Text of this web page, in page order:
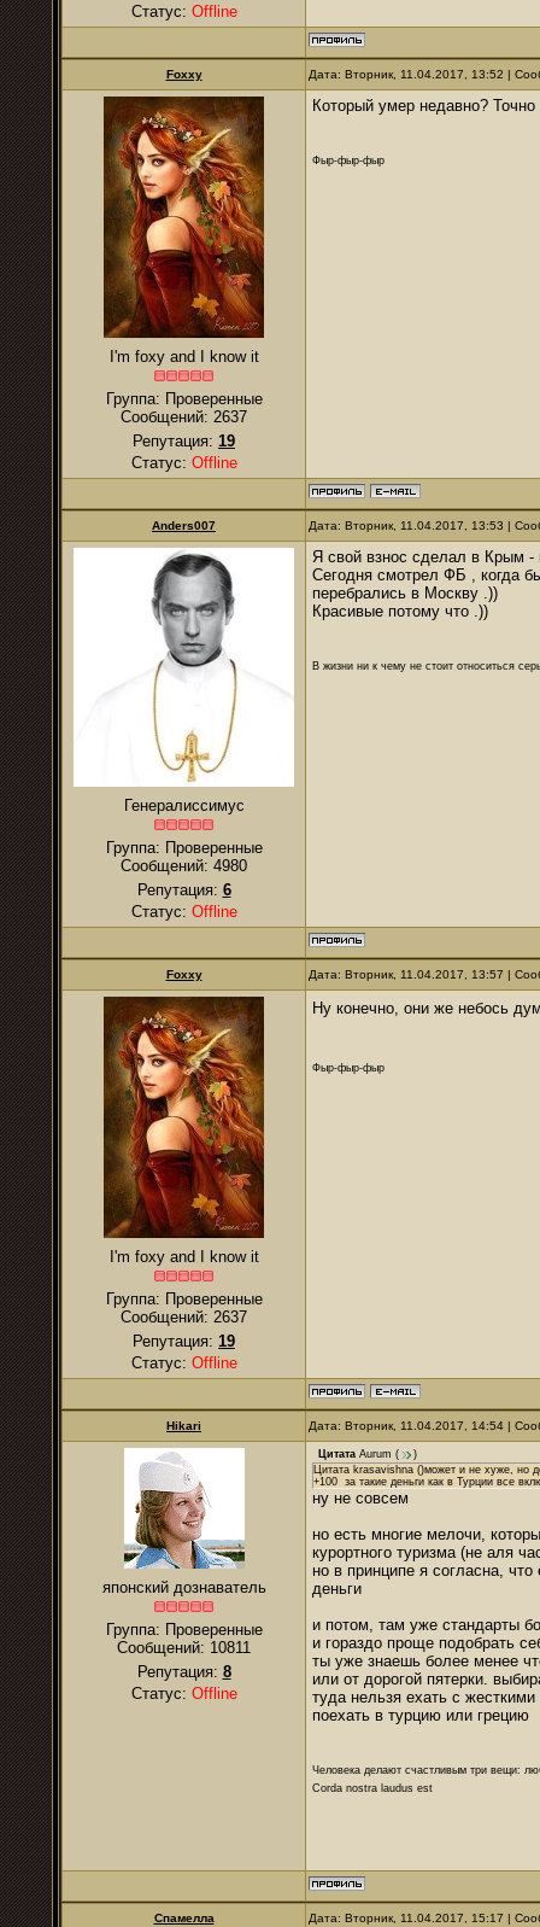
Статус: Offline
Foxxy Дата: Вторник, 11.04.2017, 13:52 |
I'm foxy and I know it
Группа: Проверенные
Сообщений: 2637
Репутация: 19
Статус: Offline
Который умер недавно?
Фыр-фыр-фыр
Anders007 Дата: Вторник, 11.04.2017, 13:53 |
Генералиссимус
Группа: Проверенные
Сообщений: 4980
Репутация: 6
Статус: Offline
Я свой взнос сделал в Крым -
Сегодня смотрел ФБ , когда
перебрались в Москву .))
Красивые потому что .))
В жизни ни к чему не стоит относиться
Foxxy Дата: Вторник, 11.04.2017, 13:57 |
I'm foxy and I know it
Группа: Проверенные
Сообщений: 2637
Репутация: 19
Статус: Offline
Ну конечно, они же небось
Фыр-фыр-фыр
Hikari Дата: Вторник, 11.04.2017, 14:54 |
японский дознаватель
Группа: Проверенные
Сообщений: 10811
Репутация: 8
Статус: Offline
Цитата Aurum (
)
Цитата krasavishna ()может и не хуже, но
+100 за такие деньги как в Турции все
ну не совсем
но есть многие мелочи,
курортного туризма (не аля
но в принципе я согласна,
деньги
и потом, там уже стандарты
и гораздо проще подобрать
ты уже знаешь более менее
или от дорогой пятерки.
туда нельзя ехать с
поехать в турцию или грецию
Человека делают счастливым три вещи:
Corda nostra laudus est
Спамелла Дата: Вторник, 11.04.2017, 15:17 |